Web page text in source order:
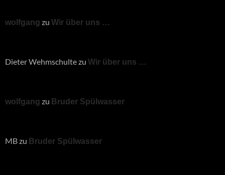
wolfgang zu Wir über uns …
Dieter Wehmschultezu Wir über uns …
wolfgang zu Bruder Spülwasser
MBzu Bruder Spülwasser